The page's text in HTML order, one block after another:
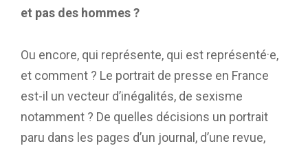
et pas des hommes ?
Ou encore, qui représente, qui est représenté·e,
et comment ? Le portrait de presse en France
est-il un vecteur d’inégalités, de sexisme
notamment ? De quelles décisions un portrait
paru dans les pages d’un journal, d’une revue,